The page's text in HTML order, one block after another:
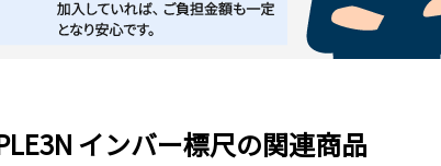
インバー標尺の関連商品